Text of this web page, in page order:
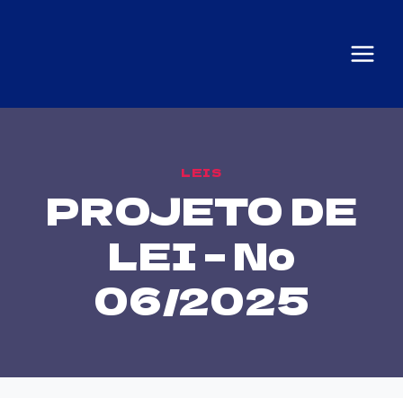
LEIS
PROJETO DE
LEI – Nº
06/2025